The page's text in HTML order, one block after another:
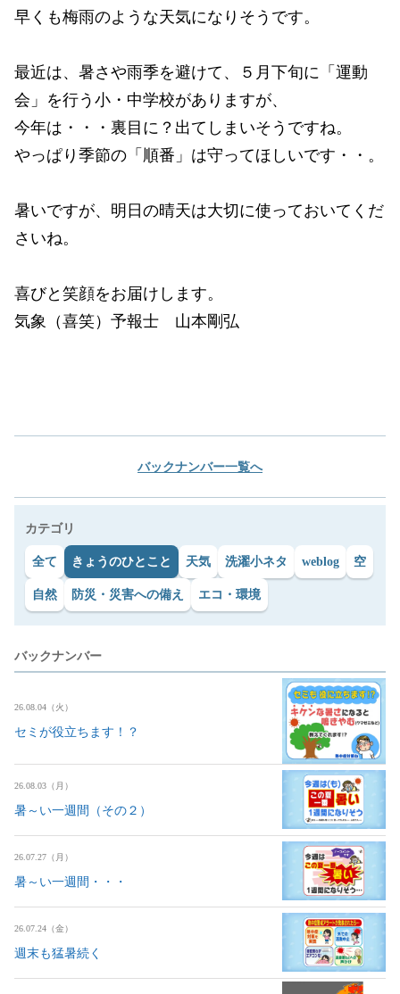
早くも梅雨のような天気になりそうです。
最近は、暑さや雨季を避けて、５月下旬に「運動
会」を行う小・中学校がありますが、
今年は・・・裏目に？出てしまいそうですね。
やっぱり季節の「順番」は守ってほしいです・・。
暑いですが、明日の晴天は大切に使っておいてくだ
さいね。
喜びと笑顔をお届けします。
気象（喜笑）予報士 山本剛弘
バックナンバー一覧へ
カテゴリ
全て きょうのひとこと 天気 洗濯小ネタ weblog 空
自然 防災・災害への備え エコ・環境
バックナンバー
26.08.04（火）
セミが役立ちます！？
26.08.03（月）
暑～い一週間（その２）
26.07.27（月）
暑～い一週間・・・
26.07.24（金）
週末も猛暑続く